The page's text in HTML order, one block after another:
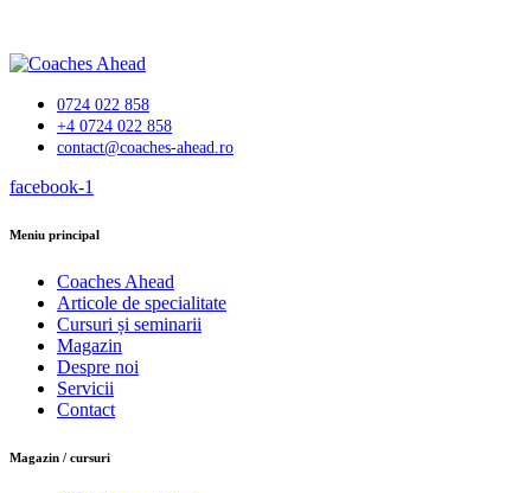
0724 022 858
+4 0724 022 858
contact@coaches-ahead.ro
facebook-1
Meniu principal
Coaches Ahead
Articole de specialitate
Cursuri și seminarii
Magazin
Despre noi
Servicii
Contact
Magazin / cursuri